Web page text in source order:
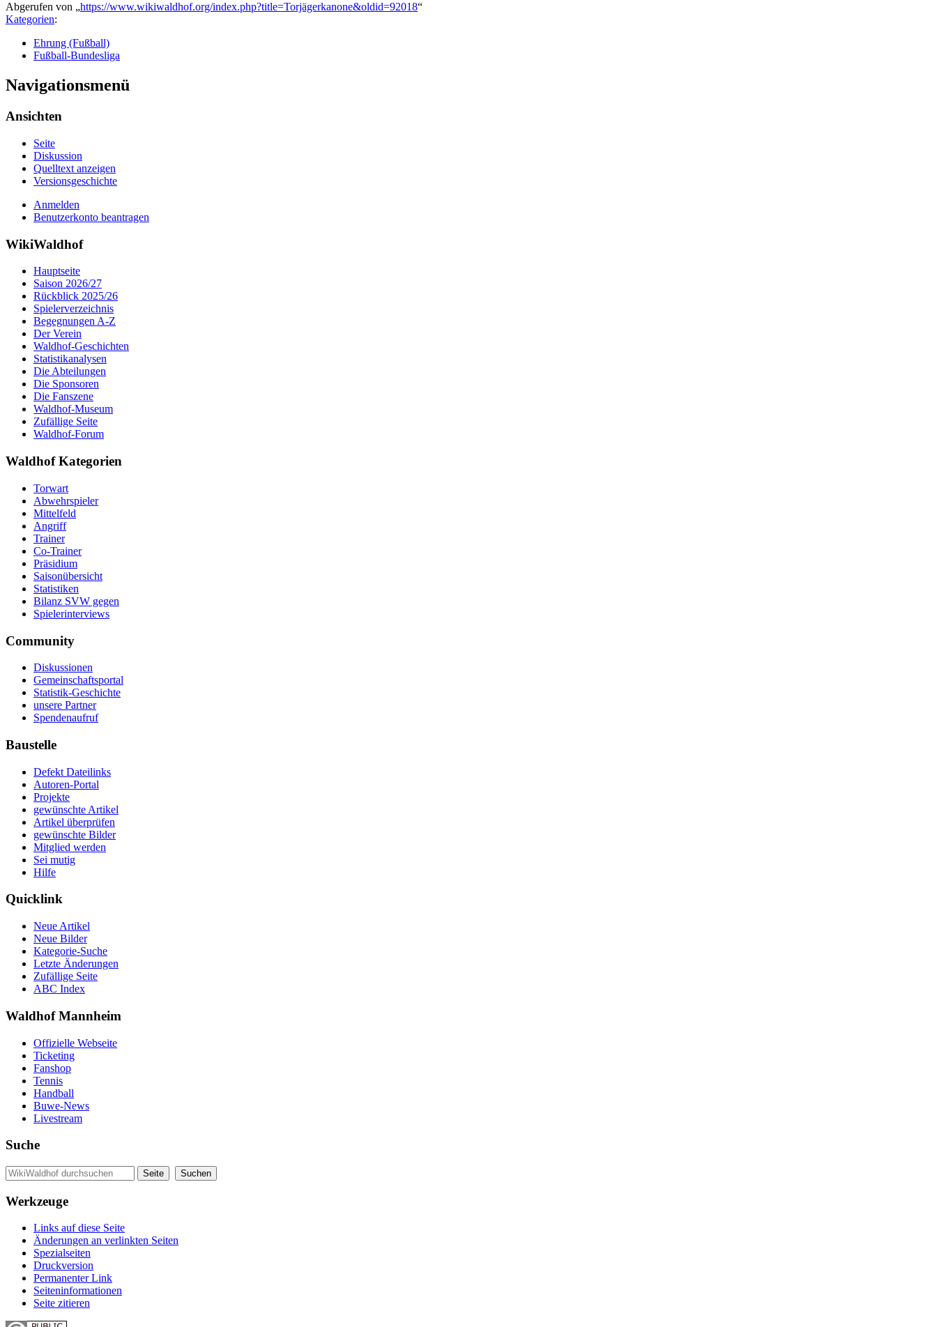
Abgerufen von „https://www.wikiwaldhof.org/index.php?title=Torjägerkanone&oldid=92018“
Kategorien:
Ehrung (Fußball)
Fußball-Bundesliga
Navigationsmenü
Ansichten
Seite
Diskussion
Quelltext anzeigen
Versionsgeschichte
Anmelden
Benutzerkonto beantragen
WikiWaldhof
Hauptseite
Saison 2026/27
Rückblick 2025/26
Spielerverzeichnis
Begegnungen A-Z
Der Verein
Waldhof-Geschichten
Statistikanalysen
Die Abteilungen
Die Sponsoren
Die Fanszene
Waldhof-Museum
Zufällige Seite
Waldhof-Forum
Waldhof Kategorien
Torwart
Abwehrspieler
Mittelfeld
Angriff
Trainer
Co-Trainer
Präsidium
Saisonübersicht
Statistiken
Bilanz SVW gegen
Spielerinterviews
Community
Diskussionen
Gemeinschaftsportal
Statistik-Geschichte
unsere Partner
Spendenaufruf
Baustelle
Defekt Dateilinks
Autoren-Portal
Projekte
gewünschte Artikel
Artikel überprüfen
gewünschte Bilder
Mitglied werden
Sei mutig
Hilfe
Quicklink
Neue Artikel
Neue Bilder
Kategorie-Suche
Letzte Änderungen
Zufällige Seite
ABC Index
Waldhof Mannheim
Offizielle Webseite
Ticketing
Fanshop
Tennis
Handball
Buwe-News
Livestream
Suche
Werkzeuge
Links auf diese Seite
Änderungen an verlinkten Seiten
Spezialseiten
Druckversion
Permanenter Link
Seiten­informationen
Seite zitieren